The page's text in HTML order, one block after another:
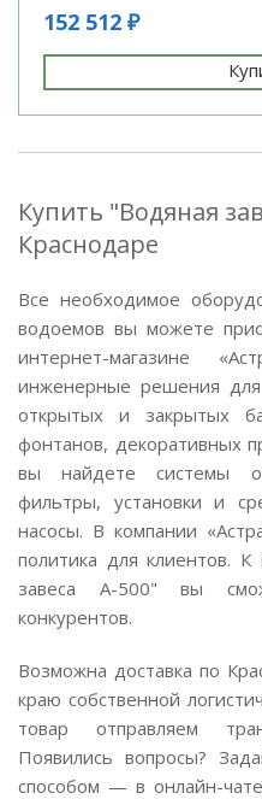
152 512 ₽
Купить "Водяная
Краснодаре
Все необходимое
водоемов вы можете
интернет-магазине
инженерные решения
открытых и закрытых
фонтанов, декоративных
вы найдете системы
фильтры, установки и
насосы. В компании
политика для клиентов.
завеса A-500" вы
конкурентов.
Возможна доставка по
краю собственной
товар отправляем
Появились вопросы?
способом — в онлайн-